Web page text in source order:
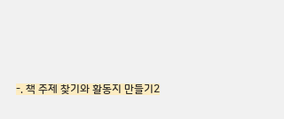
-. 책 주제 찾기와 활동지 만들기2